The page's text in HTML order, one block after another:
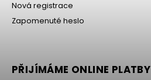
Nová registrace
Zapomenuté heslo
PŘIJÍMÁME ONLINE PLATBY